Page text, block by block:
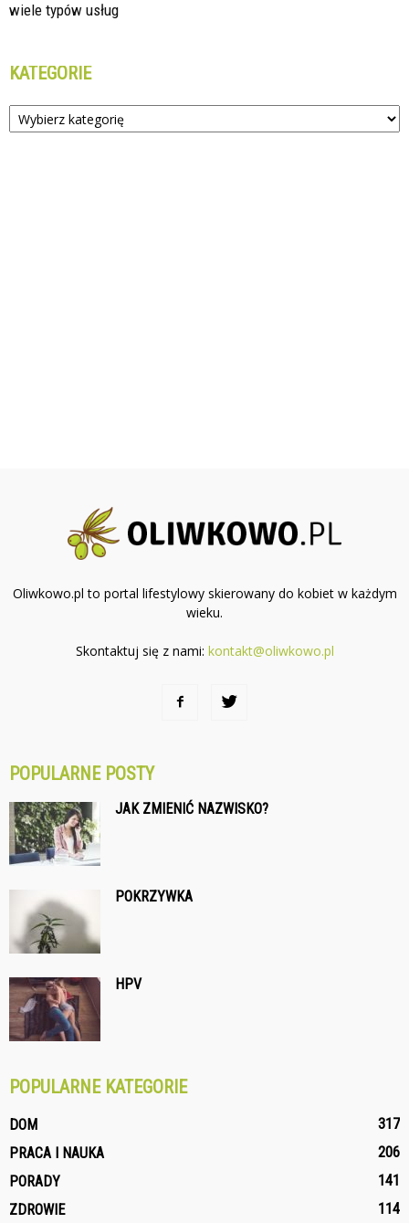
wiele typów usług
KATEGORIE
Kategorie
Oliwkowo.pl to portal lifestylowy skierowany do kobiet w każdym
wieku.
Skontaktuj się z nami: kontakt@oliwkowo.pl
POPULARNE POSTY
JAK ZMIENIĆ NAZWISKO?
POKRZYWKA
HPV
POPULARNE KATEGORIE
DOM
317
PRACA I NAUKA
206
PORADY
141
ZDROWIE
114